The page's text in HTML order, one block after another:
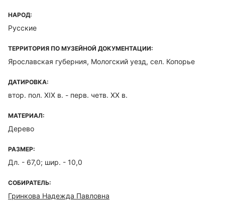
НАРОД:
Русские
ТЕРРИТОРИЯ ПО МУЗЕЙНОЙ ДОКУМЕНТАЦИИ:
Ярославская губерния, Мологский уезд, сел. Копорье
ДАТИРОВКА:
втор. пол. XIX в. - перв. четв. ХХ в.
МАТЕРИАЛ:
Дерево
РАЗМЕР:
Дл. - 67,0; шир. - 10,0
СОБИРАТЕЛЬ:
Гринкова Надежда Павловна